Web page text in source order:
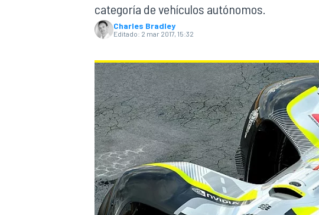
WEC FÓRMULA E
categoría de vehículos autónomos.
Charles Bradley
Editado: 2 mar 2017, 15:32